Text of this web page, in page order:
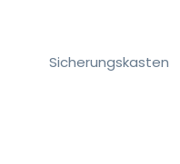
Sicherungskasten